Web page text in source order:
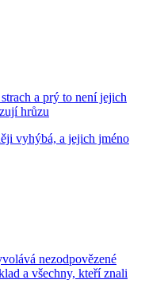
a prý to není jejich
hrůzu
vyhýbá, a jejich jméno
nezodpovězené
a všechny, kteří znali